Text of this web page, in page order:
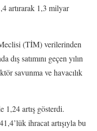
artırarak 1,3 milyar
(TİM) verilerinden
satımını geçen yılın
savunma ve havacılık
1,24 artış gösterdi.
ihracat artışıyla bu